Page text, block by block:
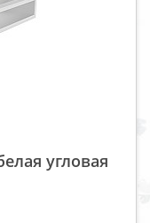
угловая